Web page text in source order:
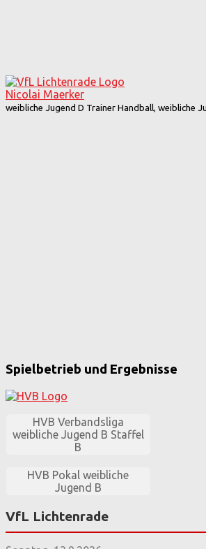
Nicolai Maerker
weibliche Jugend D Trainer Handball, weibliche
Spielbetrieb und Ergebnisse
HVB Verbandsliga
weibliche Jugend B Staffel
B
HVB Pokal weibliche
Jugend B
VfL Lichtenrade